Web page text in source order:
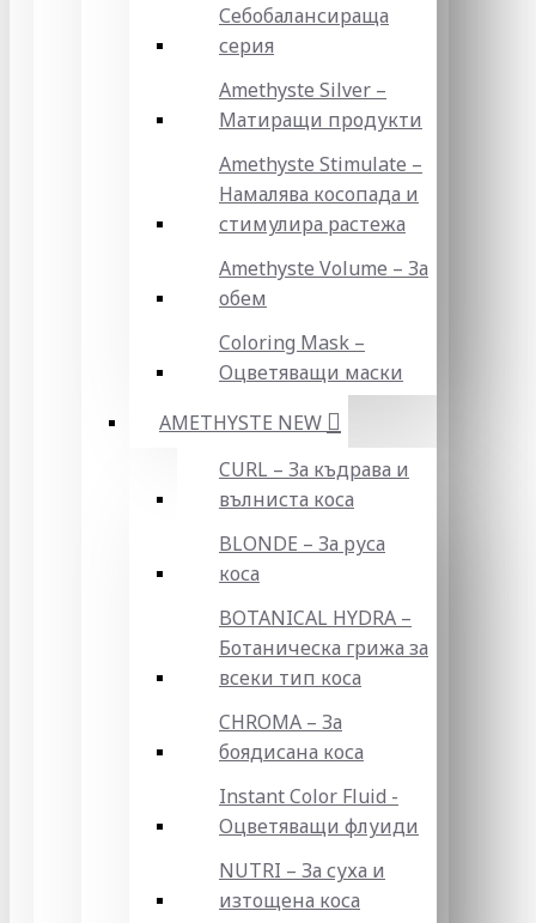
Себобалансираща
серия
Amethyste Silver –
Матиращи продукти
Amethyste Stimulate –
Намалява косопада и
стимулира растежа
Amethyste Volume – За
обем
Coloring Mask –
Оцветяващи маски
AMETHYSTE NEW
CURL – За къдрава и
вълниста коса
BLONDE – За руса
коса
BOTANICAL HYDRA –
Ботаническа грижа за
всеки тип коса
CHROMA – За
боядисана коса
Instant Color Fluid -
Оцветяващи флуиди
NUTRI – За суха и
изтощена коса